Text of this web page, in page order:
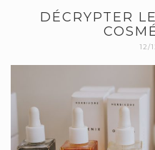
DÉCRYPTER
12/